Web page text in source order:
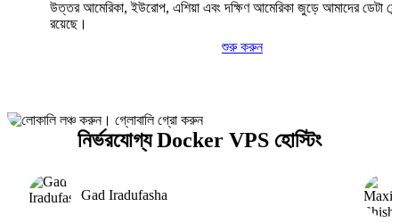
উত্তর আমেরিকা, ইউরোপ, এশিয়া এবং দক্ষিণ আমেরিকা জুড়ে আমাদের ডেটা
রয়েছে।
শুরু করুন
নির্ভরযোগ্য Docker VPS হোস্টিং
Gad Iradufasha